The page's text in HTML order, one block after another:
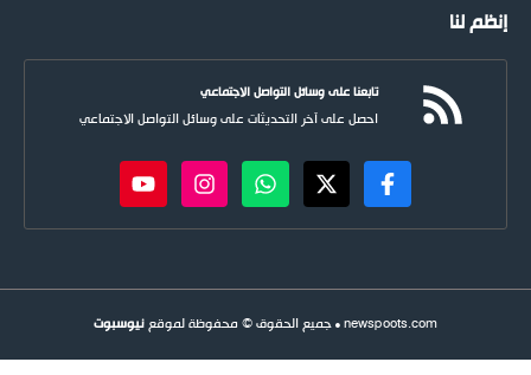
إنظم لنا
تابعنا على وسائل التواصل الاجتماعي
احصل على آخر التحديثات على وسائل التواصل الاجتماعي
newspoots.com • جميع الحقوق © محفوظة لموقع نيوسبوت